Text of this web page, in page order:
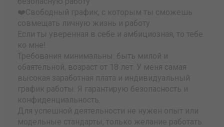
❤️Свободный график, с которым ты сможешь
совмещать личную жизнь и работу
Если ты уверенная в себе и амбициозная, то тебе
ко мне!
Требования минимальны: быть милой и
обаятельной, возраст от 18 лет. У меня самая
высокая заработная плата и индивидуальный
график работы. Я гарантирую безопасность и
конфиденциальность.
Для успешной деятельности не нужен опыт или
модельные стандарты, только желание работать.